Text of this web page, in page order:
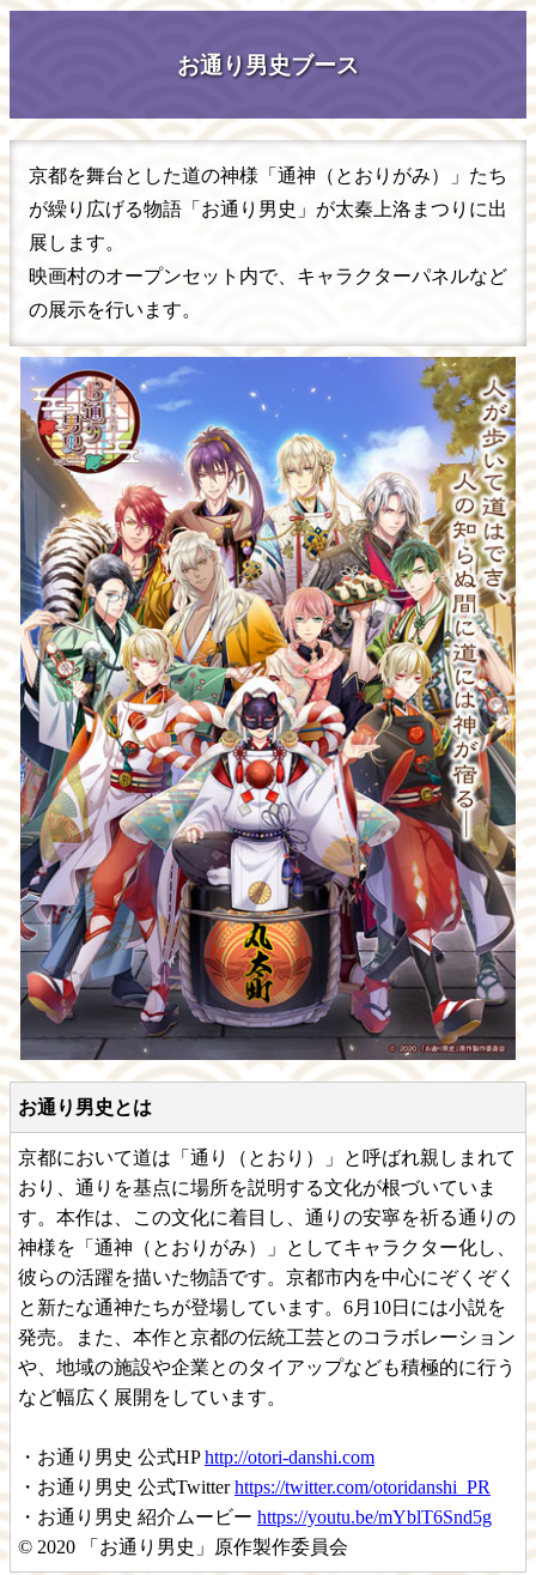
お通り男史ブース
京都を舞台とした道の神様「通神（とおりがみ）」たち
が繰り広げる物語「お通り男史」が太秦上洛まつりに出
展します。
映画村のオープンセット内で、キャラクターパネルなど
の展示を行います。
お通り男史とは
京都において道は「通り（とおり）」と呼ばれ親しまれて
おり、通りを基点に場所を説明する文化が根づいていま
す。本作は、この文化に着目し、通りの安寧を祈る通りの
神様を「通神（とおりがみ）」としてキャラクター化し、
彼らの活躍を描いた物語です。京都市内を中心にぞくぞく
と新たな通神たちが登場しています。6月10日には小説を
発売。また、本作と京都の伝統工芸とのコラボレーション
や、地域の施設や企業とのタイアップなども積極的に行う
など幅広く展開をしています。
・お通り男史 公式HPhttp://otori-danshi.com
・お通り男史 公式Twitterhttps://twitter.com/otoridanshi_PR
・お通り男史 紹介ムービー https://youtu.be/mYblT6Snd5g
© 2020 「お通り男史」原作製作委員会